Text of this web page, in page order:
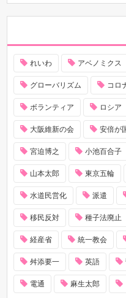
れいわ アベノミクス
グローバリズム コロ
ボランティア ロシア
大阪維新の会 安倍が
宮迫博之 小池百合子
山本太郎 東京五輪
水道民営化 派遣
移民反対 種子法廃止
経産省 統一教会
舛添要一 英語
電通 麻生太郎